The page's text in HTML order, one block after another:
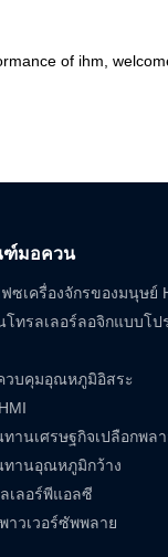
of ihm,
มอควน
ฟซเครื่องจักรของมนุษย์
โทรลเลอร์ลอจิกแบบโป
วบคุมอุณหภูมิอิสระ
ทานเศรษฐกิจเปลือกพล
ทานอุณหภูมิกว้าง
เลอร์พีแอลซี
าวเวอร์ซัพพลาย